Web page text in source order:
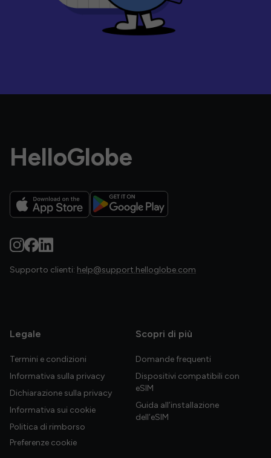
HelloGlobe
Supporto clienti: help@support.helloglobe.com
Legale
Termini e condizioni
Informativa sulla privacy
Dichiarazione sulla privacy
Informativa sui cookie
Politica di rimborso
Preferenze cookie
Scopri di più
Domande frequenti
Dispositivi compatibili con
eSIM
Guida all’installazione
dell’eSIM